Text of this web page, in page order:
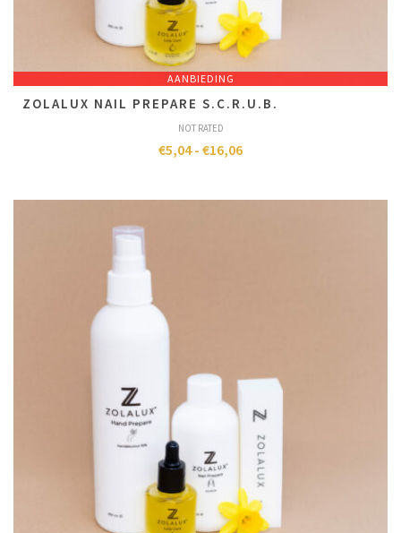
AANBIEDING
ZOLALUX NAIL PREPARE S.C.R.U.B.
NOT RATED
€5,04 - €16,06